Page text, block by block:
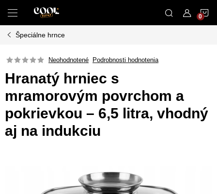
obsah
Špeciálne hrnce
Neohodnotené Podrobnosti hodnotenia
Hranatý hrniec s
mramorovým povrchom a
pokrievkou – 6,5 litra, vhodný
aj na indukciu